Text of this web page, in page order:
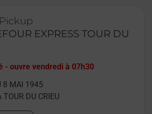
EXPRESS TOUR DU
-ouvre vendredi à 07h30
8 MAI 1945
TOUR DU CRIEU